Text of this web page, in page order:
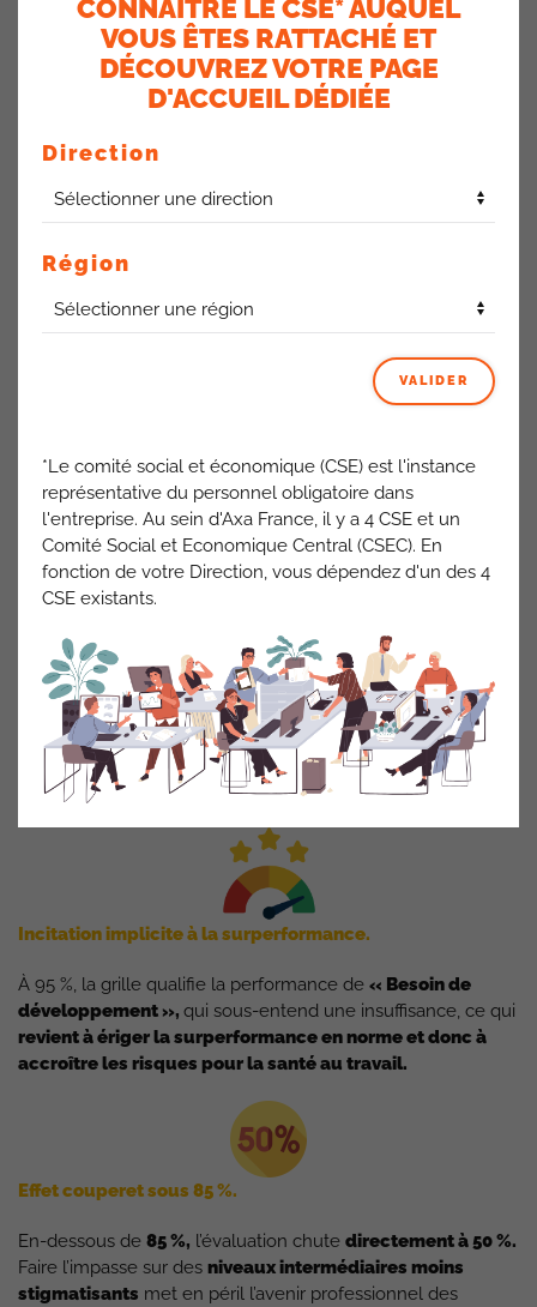
Les points négatifs
intégrée à l’outil. Les paliers retenus
Saut trop important entre “Excellent” et “Exceptionnel”.
Passer d’« Excellent » à « Exceptionnel » entraîne un
de 15 points,
sans niveau intermédiaire. En cas d’hésitation,
vers quelle appréciation le manager basculera-t-il ?
Granularité insuffisante.
Les paliers de réussite progressentpar tranches de 5
pointsentre « Réussi » et « Excellent ». Sauf stabilité
parfaite, le salarié
gagnera ou perdra au minimum 5
points.
Incitation implicite à la surperformance.
À 95 %, la grille qualifie la performance de « Besoin de
développement », qui sous-entend une insuffisance, ce qui
revient à ériger la surperformance en norme et donc à
accroître les risques pour la santé au travail.
Effet couperet sous 85 %.
En-dessous de 85 %, l’évaluation chute directement à 50 %.
Faire l’impasse sur des niveaux intermédiaires moins
stigmatisants met en péril l’avenir professionnel des
CONNAÎTRE LE CSE* AUQUEL
VOUS ÊTES RATTACHÉ ET
DÉCOUVREZ VOTRE PAGE
D'ACCUEIL DÉDIÉE
Direction
Région
VALIDER
*Le comité social et économique (CSE) est l'instance
représentative du personnel obligatoire dans
l'entreprise. Au sein d'Axa France, il y a 4 CSE et un
Comité Social et Economique Central (CSEC). En
fonction de votre Direction, vous dépendez d'un des 4
CSE existants.